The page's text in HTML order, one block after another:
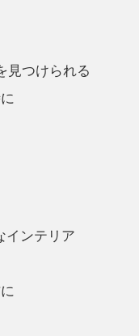
見つけられる
インテリア